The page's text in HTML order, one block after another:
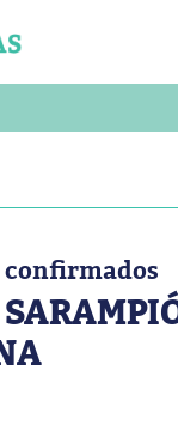
confirmados